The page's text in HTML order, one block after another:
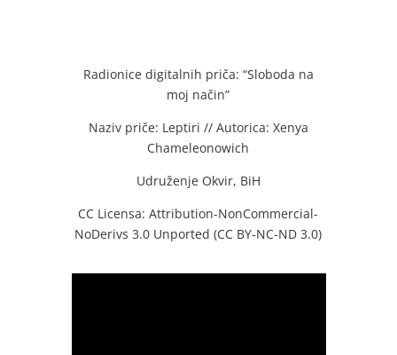
Radionice digitalnih priča: “Sloboda na
moj način”
Naziv priče: Leptiri // Autorica: Xenya
Chameleonowich
Udruženje Okvir, BiH
CC Licensa: Attribution-NonCommercial-
NoDerivs 3.0 Unported (CC BY-NC-ND 3.0)